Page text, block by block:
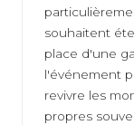
souhaitent
place d'une
l'événement
revivre les
propres